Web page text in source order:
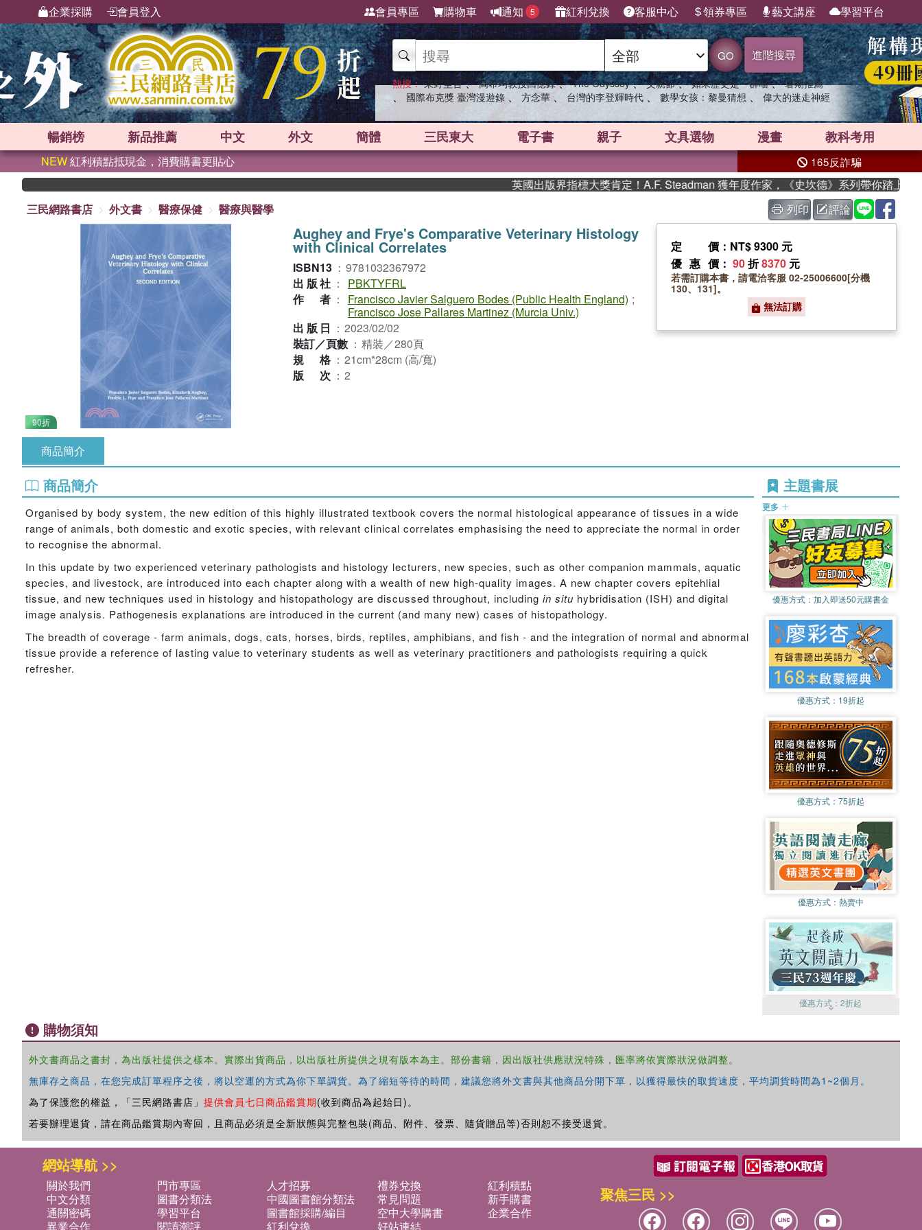
企業採購 會員登入 會員專區 購物車 通知 5 紅利兌換 客服中心 領券專區 藝文講座 學習平台
GO 進階搜尋
熱搜： 東野圭吾 、 高希均教授回憶錄 、 The Odyssey 、 父親節 、 如果歷史是一群喵 、 暑期推薦
、 國際布克獎 臺灣漫遊錄 、 方念華 、 台灣的李登輝時代 、 數學女孩：黎曼猜想 、 偉大的迷走神經
暢銷榜 新品推薦 中文 外文 簡體 三民東大 電子書 親子 文具選物 漫畫 教科考用
NEW紅利積點抵現金，消費購書更貼心 165反詐騙
英國出版界指標大獎肯定！A.F. Steadman 獲年度作家，《史坎德》系列帶你踏上熱血奇
三民網路書店
外文書 醫療保健 醫療與醫學 列印 評論
90折
Aughey and Frye's Comparative Veterinary Histology
with Clinical Correlates
ISBN13 ： 9781032367972
出版社 ：
PBKTYFRL
作者 ： Francisco Javier Salguero Bodes (Public Health England) ;
Francisco Jose Pallares Martinez (Murcia Univ.)
出版日 ： 2023/02/02
裝訂／頁數 ： 精裝／280頁
規格 ： 21cm*28cm (高/寬)
版次 ： 2
定價 ：NT$ 9300 元
優惠價 ： 90折8370 元
若需訂購本書，請電洽客服 02-25006600[分機
130、131]。
無法訂購
商品簡介
商品簡介
Organised by body system, the new edition of this highly illustrated textbook covers the normal histological appearance of tissues in a wide
range of animals, both domestic and exotic species, with relevant clinical correlates emphasising the need to appreciate the normal in order
to recognise the abnormal.
In this update by two experienced veterinary pathologists and histology lecturers, new species, such as other companion mammals, aquatic
species, and livestock, are introduced into each chapter along with a wealth of new high-quality images. A new chapter covers epitehlial
tissue, and new techniques used in histology and histopathology are discussed throughout, including in situ hybridisation (ISH) and digital
image analysis. Pathogenesis explanations are introduced in the current (and many new) cases of histopathology.
The breadth of coverage - farm animals, dogs, cats, horses, birds, reptiles, amphibians, and fish - and the integration of normal and abnormal
tissue provide a reference of lasting value to veterinary students as well as veterinary practitioners and pathologists requiring a quick
refresher.
主題書展
更多
優惠方式： 加入即送50元購書金
優惠方式： 19折起
優惠方式： 75折起
優惠方式： 熱賣中
優惠方式：2折起
購物須知
外文書商品之書封，為出版社提供之樣本。實際出貨商品，以出版社所提供之現有版本為主。部份書籍，因出版社供應狀況特殊，匯率將依實際狀況做調整。
無庫存之商品，在您完成訂單程序之後，將以空運的方式為你下單調貨。為了縮短等待的時間，建議您將外文書與其他商品分開下單，以獲得最快的取貨速度，平均調貨時間為1~2個月。
為了保護您的權益，「三民網路書店」 提供會員七日商品鑑賞期(收到商品為起始日)。
若要辦理退貨，請在商品鑑賞期內寄回，且商品必須是全新狀態與完整包裝(商品、附件、發票、隨貨贈品等)否則恕不接受退貨。
網站導航 >>
關於我們 門市專區 人才招募 禮券兌換
紅利積點
中文分類
圖書分類法 中國圖書館分類法 常見問題
新手購書
通關密碼
學習平台 圖書館採購/編目 空中大學購書
企業合作
異業合作
閱讀潮評 紅利兌換 好站連結
聚焦三民 >>